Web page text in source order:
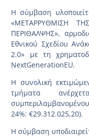
Η σύμβαση
«ΜΕΤΑΡΡΥΘΜΙΣΗ
ΠΕΡΙΘΑΛΨΗΣ»,
Εθνικού Σχεδίου
2.0» με τη
NextGenerationEU.
H συνολική
τμήματα
24%: €29.312.025,20).
Η σύμβαση